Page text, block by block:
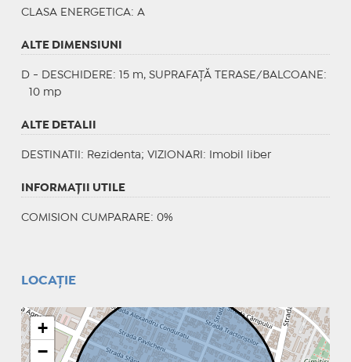
CLASA ENERGETICA: A
ALTE DIMENSIUNI
D - DESCHIDERE: 15 m, SUPRAFAȚĂ TERASE/BALCOANE:
10 mp
ALTE DETALII
DESTINATII : Rezidenta; VIZIONARI : Imobil liber
INFORMAŢII UTILE
COMISION CUMPARARE: 0%
LOCAȚIE
+
−